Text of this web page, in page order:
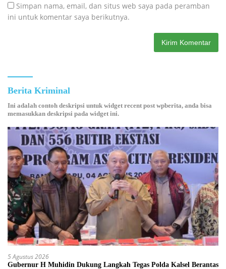
Simpan nama, email, dan situs web saya pada peramban
ini untuk komentar saya berikutnya.
Berita Kriminal
Ini adalah contoh deskripsi untuk widget recent post wpberita, anda bisa
memasukkan deskripsi pada widget ini.
5 Agustus 2026
Gubernur H Muhidin Dukung Langkah Tegas Polda Kalsel Berantas